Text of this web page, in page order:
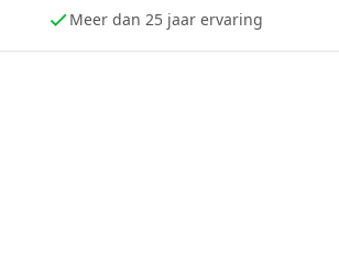
Meer dan 25 jaar ervaring